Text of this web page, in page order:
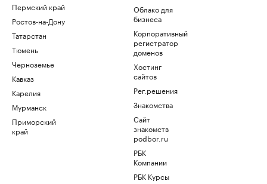
Пермский край
Ростов-на-Дону
Татарстан
Тюмень
Черноземье
Кавказ
Карелия
Мурманск
Приморский
край
Облако для
бизнеса
Корпоративный
регистратор
доменов
Хостинг
сайтов
Рег.решения
Знакомства
Сайт
знакомств
podbor.ru
РБК
Компании
РБК Курсы